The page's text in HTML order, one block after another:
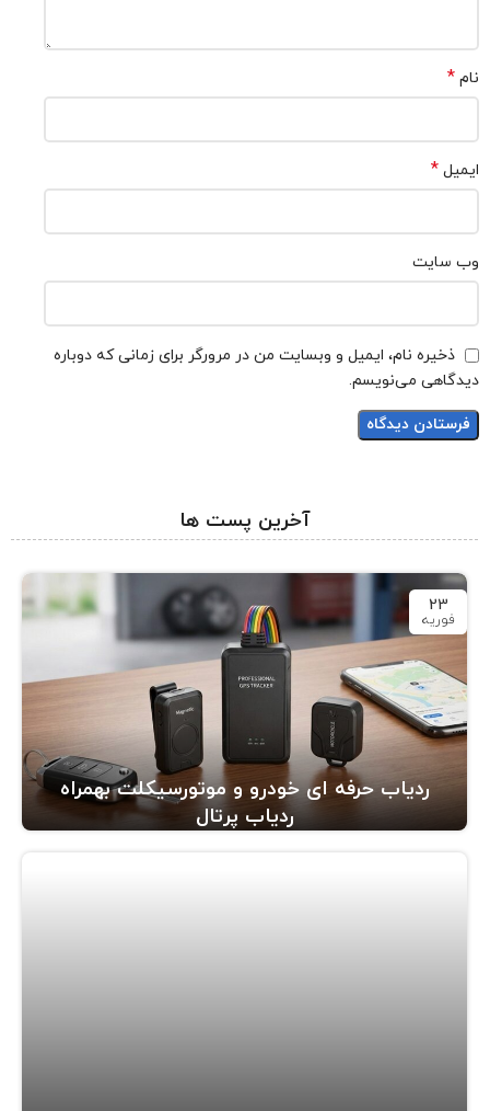
نام *
ایمیل *
وب‌ سایت
ذخیره نام، ایمیل و وبسایت من در مرورگر برای زمانی که دوباره
دیدگاهی می‌نویسم.
آخرین پست ها
23
فوریه
ردیاب حرفه ای خودرو و موتورسیکلت بهمراه
ردیاب پرتال